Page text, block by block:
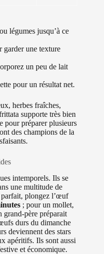
légumes jusqu’à ce
garder une texture
un peu de lait
pour un résultat net.
herbes fraîches,
supporte très bien
pour préparer plusieurs
des champions de la
intemporels. Ils se
une multitude de
plongez l’œuf
; pour un mollet,
grand-père préparait
durs du dimanche
deviennent des stars
apéritifs. Ils sont aussi
et économique.